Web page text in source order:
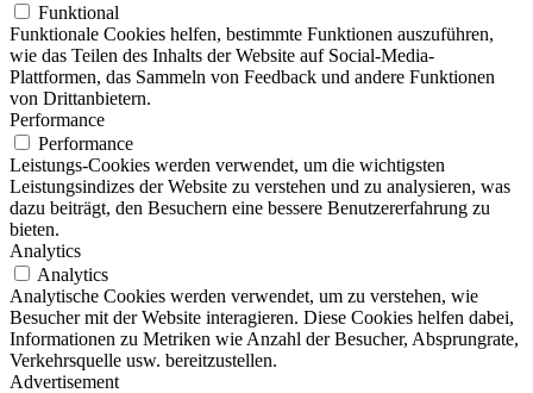
Funktional
Funktionale Cookies helfen, bestimmte Funktionen auszuführen,
wie das Teilen des Inhalts der Website auf Social-Media-
Plattformen, das Sammeln von Feedback und andere Funktionen
von Drittanbietern.
Performance
Performance
Leistungs-Cookies werden verwendet, um die wichtigsten
Leistungsindizes der Website zu verstehen und zu analysieren, was
dazu beiträgt, den Besuchern eine bessere Benutzererfahrung zu
bieten.
Analytics
Analytics
Analytische Cookies werden verwendet, um zu verstehen, wie
Besucher mit der Website interagieren. Diese Cookies helfen dabei,
Informationen zu Metriken wie Anzahl der Besucher, Absprungrate,
Verkehrsquelle usw. bereitzustellen.
Advertisement